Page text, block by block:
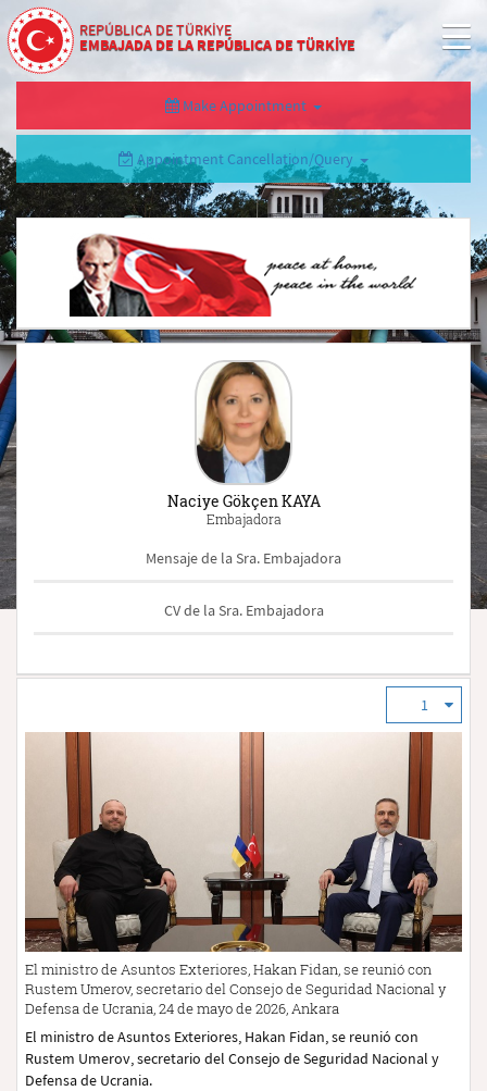
REPÚBLICA DE TÜRKİYE
EMBAJADA DE LA REPÚBLICA DE TÜRKİYE
Make Appointment
Appointment Cancellation/Query
El ministro de Asuntos Exteriores, Hakan Fidan, se reunió con
Rustem Umerov, secretario del Consejo de Seguridad Nacional y
Defensa de Ucrania, 24 de mayo de 2026, Ankara
El ministro de Asuntos Exteriores, Hakan Fidan, se reunió con
Rustem Umerov, secretario del Consejo de Seguridad Nacional y
Defensa de Ucrania.
1
Naciye Gökçen KAYA
Embajadora
Mensaje de la Sra. Embajadora
CV de la Sra. Embajadora